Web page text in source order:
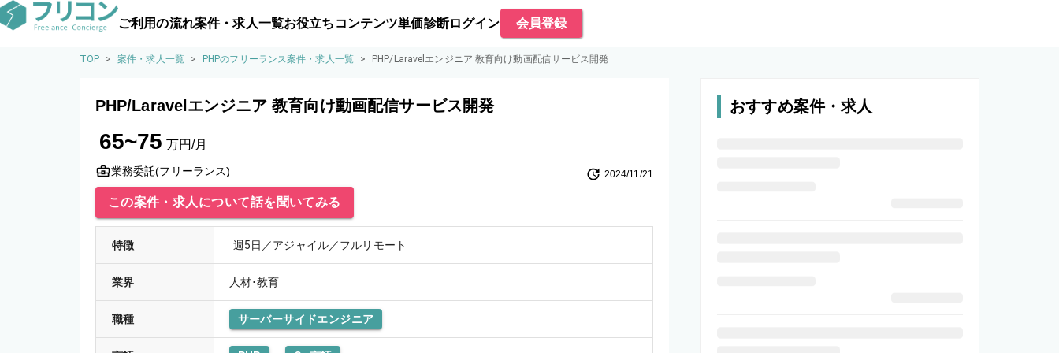
ご利用の流れ案件・求人一覧お役立ちコンテンツ単価診断ログイン 会員登録
TOP > 案件・求人一覧 > PHPのフリーランス案件・求人一覧 > PHP/Laravelエンジニア 教育向け動画配信サービス開発
PHP/Laravelエンジニア 教育向け動画配信サービス開発
65~75 万円/月
業務委託(フリーランス) 2024/11/21
この案件・求人について話を聞いてみる
特徴 週5日／アジャイル／フルリモート
業界 人材･教育
職種 サーバーサイドエンジニア
おすすめ案件・求人